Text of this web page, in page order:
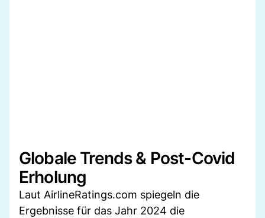
Globale Trends & Post-Covid
Erholung
Laut AirlineRatings.com spiegeln die
Ergebnisse für das Jahr 2024 die